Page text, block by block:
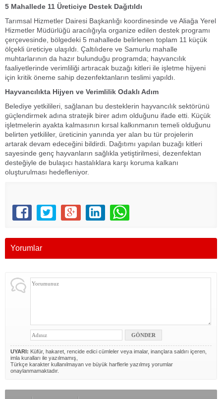
5 Mahallede 11 Üreticiye Destek Dağıtıldı
Tarımsal Hizmetler Dairesi Başkanlığı koordinesinde ve Aliağa Yerel
Hizmetler Müdürlüğü aracılığıyla organize edilen destek programı
çerçevesinde, bölgedeki 5 mahallede belirlenen toplam 11 küçük
ölçekli üreticiye ulaşıldı. Çaltılıdere ve Samurlu mahalle
muhtarlarının da hazır bulunduğu programda; hayvancılık
faaliyetlerinde verimliliği artıracak buzağı kitleri ile işletme hijyeni
için kritik öneme sahip dezenfektanların teslimi yapıldı.
Hayvancılıkta Hijyen ve Verimlilik Odaklı Adım
Belediye yetkilileri, sağlanan bu desteklerin hayvancılık sektörünü
güçlendirmek adına stratejik birer adım olduğunu ifade etti. Küçük
işletmelerin ayakta kalmasının kırsal kalkınmanın temeli olduğunu
belirten yetkililer, üreticinin yanında yer alan bu tür projelerin
artarak devam edeceğini bildirdi. Dağıtımı yapılan buzağı kitleri
sayesinde genç hayvanların sağlıkla yetiştirilmesi, dezenfektan
desteğiyle de bulaşıcı hastalıklara karşı koruma kalkanı
oluşturulması hedefleniyor.
Yorumlar
UYARI: Küfür, hakaret, rencide edici cümleler veya imalar, inançlara saldırı içeren,
imla kuralları ile yazılmamış,
Türkçe karakter kullanılmayan ve büyük harflerle yazılmış yorumlar
onaylanmamaktadır.